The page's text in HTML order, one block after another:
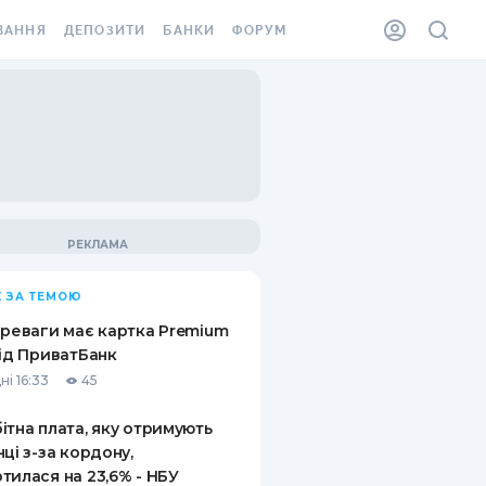
ВІНЬЄТКА
ВІД
ВИПАДКІВ
ДЕПОЗИТИ
ПИТАННЯ ТА ВІДПОВІДІ
ПУТІВНИКИ ПО
БАНКИ ФОРУМ
ЗА ТЕМОЮ
має картка Premium
ПриватБанк
16:33 45
плата, яку отримують
з-за кордону,
на 23,6% - НБУ